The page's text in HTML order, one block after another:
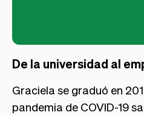
De la universidad al
Graciela se graduó en
pandemia de COVID-19